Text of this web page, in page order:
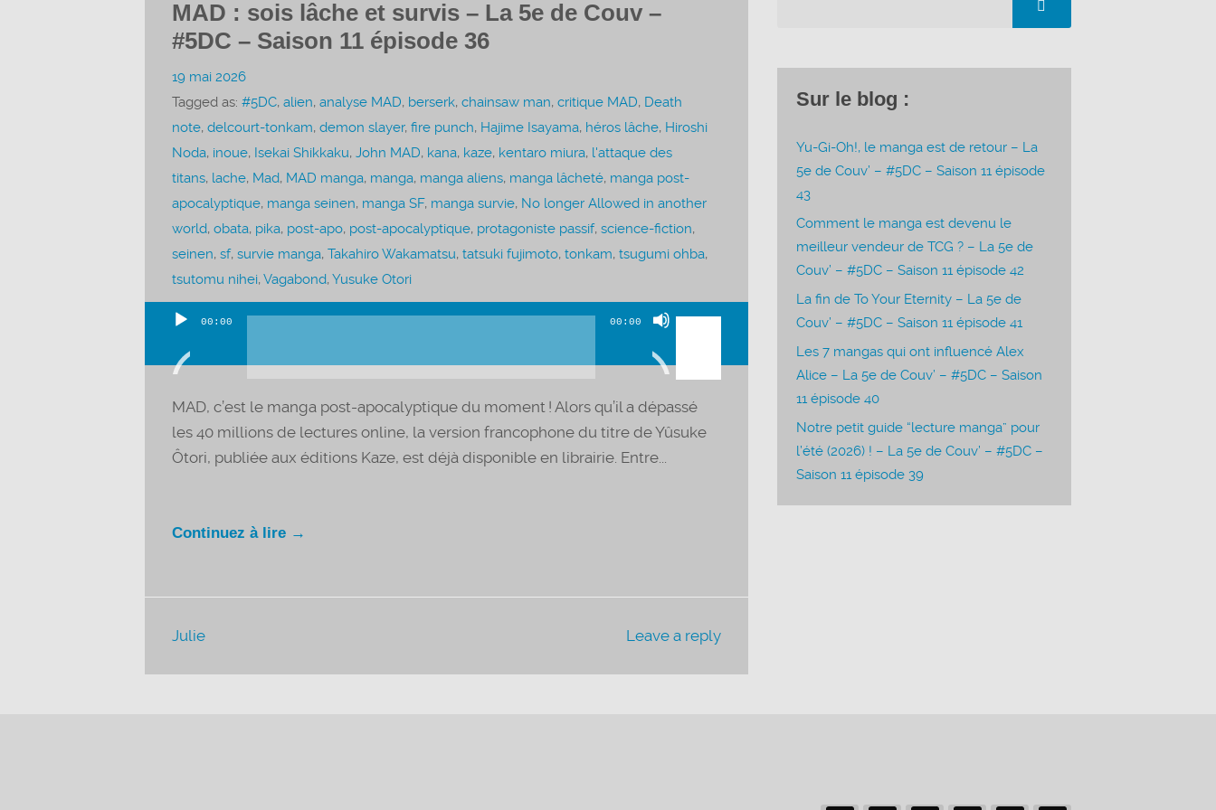
MAD : sois lâche et survis – La 5e de Couv –
#5DC – Saison 11 épisode 36
19 mai 2026
Tagged as: #5DC, alien, analyse MAD, berserk, chainsaw man, critique MAD, Death
note, delcourt-tonkam, demon slayer, fire punch, Hajime Isayama, héros lâche, Hiroshi
Noda, inoue, Isekai Shikkaku, John MAD, kana, kaze, kentaro miura, l'attaque des
titans, lache, Mad, MAD manga, manga, manga aliens, manga lâcheté, manga post-
apocalyptique, manga seinen, manga SF, manga survie, No longer Allowed in another
world, obata, pika, post-apo, post-apocalyptique, protagoniste passif, science-fiction,
seinen, sf, survie manga, Takahiro Wakamatsu, tatsuki fujimoto, tonkam, tsugumi ohba,
tsutomu nihei, Vagabond, Yusuke Otori
Lecteur
audio
00:00 00:00
Utilisez
flèches
pour
augmenter
MAD, c’est le manga post-apocalyptique du moment ! Alors qu’il a dépassé
les 40 millions de lectures online, la version francophone du titre de Yûsuke
Ôtori, publiée aux éditions Kaze, est déjà disponible en librairie. Entre...
Continuez à lire →
Leave a reply
Julie
Sur le blog :
Yu-Gi-Oh!, le manga est de retour – La
5e de Couv’ – #5DC – Saison 11 épisode
43
Comment le manga est devenu le
meilleur vendeur de TCG ? – La 5e de
Couv’ – #5DC – Saison 11 épisode 42
La fin de To Your Eternity – La 5e de
Couv’ – #5DC – Saison 11 épisode 41
Les 7 mangas qui ont influencé Alex
Alice – La 5e de Couv’ – #5DC – Saison
11 épisode 40
Notre petit guide “lecture manga” pour
l’été (2026) ! – La 5e de Couv’ – #5DC –
Saison 11 épisode 39